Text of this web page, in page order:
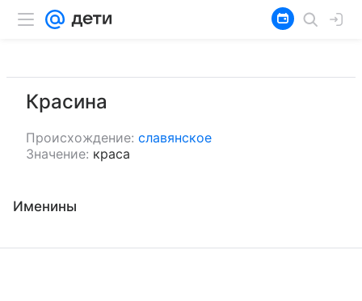
Красина
Происхождение: славянское
Значение: краса
Именины